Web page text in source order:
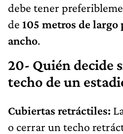
debe tener
de 105 metros de
ancho.
20- Quién decide
techo de un
Cubiertas retráctiles:
o cerrar un techo